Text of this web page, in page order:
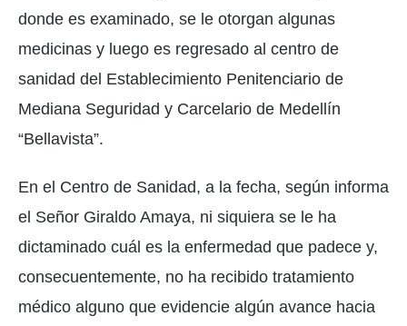
donde es examinado, se le otorgan algunas
medicinas y luego es regresado al centro de
sanidad del Establecimiento Penitenciario de
Mediana Seguridad y Carcelario de Medellín
“Bellavista”.
En el Centro de Sanidad, a la fecha, según informa
el Señor Giraldo Amaya, ni siquiera se le ha
dictaminado cuál es la enfermedad que padece y,
consecuentemente, no ha recibido tratamiento
médico alguno que evidencie algún avance hacia